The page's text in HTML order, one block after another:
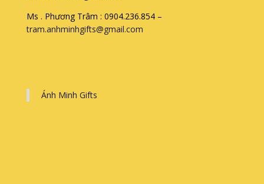
Ms . Phương Trâm : 0904.236.854 –
tram.anhminhgifts@gmail.com
Ánh Minh Gifts